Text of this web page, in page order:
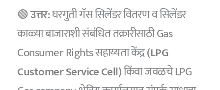
🟢उत्तर:घरगुती गॅस सिलेंडर वितरण व सिलेंडर
काळ्या बाजाराशी संबंधित तक्रारीसाठी Gas
Consumer Rights सहाय्यता केंद्र(LPG
Customer Service Cell)किंवा जवळचे LPG